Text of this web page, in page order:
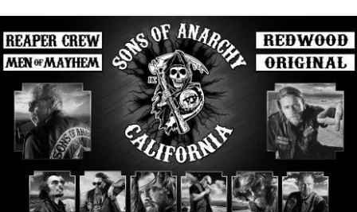
o
s
f
í
s
i
c
o
s